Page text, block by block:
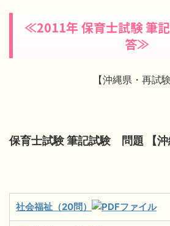
≪2011年 保育士試験 筆
答≫
【沖縄県・再試験
保育士試験 筆記試験 問題 【沖
社会福祉（20問）